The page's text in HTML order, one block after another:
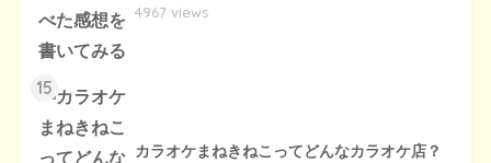
4967 views
15
カラオケまねきねこってどんなカラオケ店？